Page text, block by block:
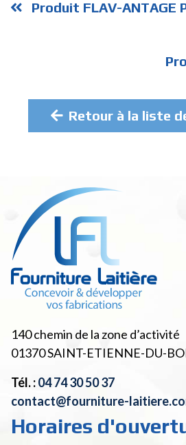
Produit FLAV-ANTAGE
Retour à la liste
140 chemin de la zone d’activité
01370SAINT-ETIENNE-DU-
Tél. :04 74 30 50 37
contact@fourniture-
Horaires